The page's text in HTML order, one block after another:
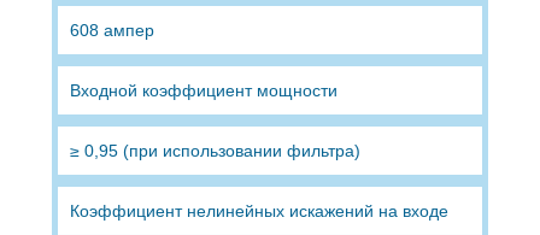
608 ампер
Входной коэффициент мощности
≥ 0,95 (при использовании фильтра)
Коэффициент нелинейных искажений на входе